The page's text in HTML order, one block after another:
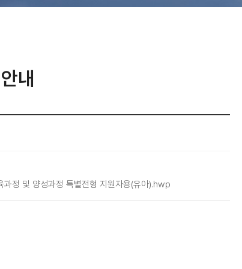
내
과정 및 양성과정 특별전형 지원자용(유아).hwp